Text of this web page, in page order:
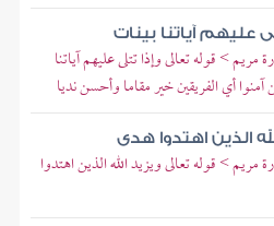
عليهم آياتنا بينات
> قوله تعالى وإذا تتلى عليهم آياتنا
أي الفريقين خير مقاما وأحسن نديا
الذين اهتدوا هدى
> قوله تعالى ويزيد الله الذين اهتدوا